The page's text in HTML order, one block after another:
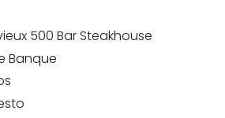
500 Bar Steakhouse
Banque